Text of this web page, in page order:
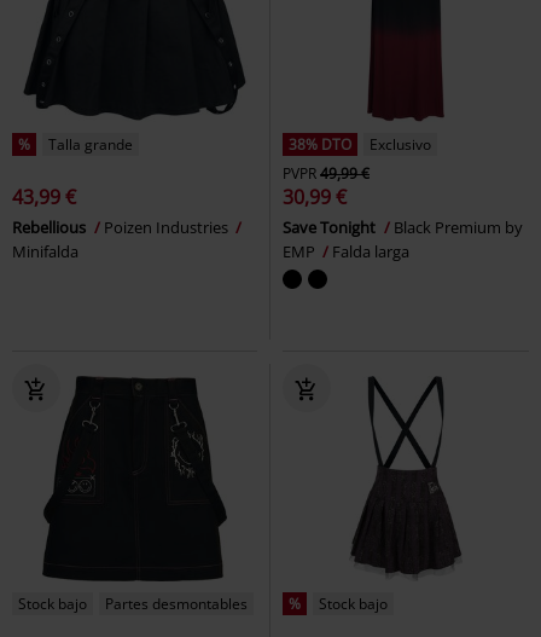
% Talla grande
43,99 €
Rebellious
Poizen Industries
Minifalda
38% DTO
Exclusivo
PVPR49,99 €
30,99 €
Save Tonight
Black Premium by
EMP
Falda larga
Stock bajo Partes desmontables % Stock bajo